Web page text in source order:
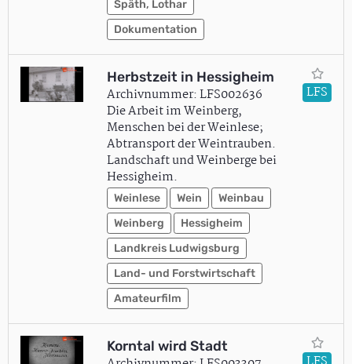
Späth, Lothar
Dokumentation
Herbstzeit in Hessigheim
Archivnummer: LFS002636
Die Arbeit im Weinberg,
Menschen bei der Weinlese;
Abtransport der Weintrauben.
Landschaft und Weinberge bei
Hessigheim.
Weinlese Wein
Weinbau
Weinberg
Hessigheim
Landkreis Ludwigsburg
Land- und Forstwirtschaft
Amateurfilm
LFS
Korntal wird Stadt